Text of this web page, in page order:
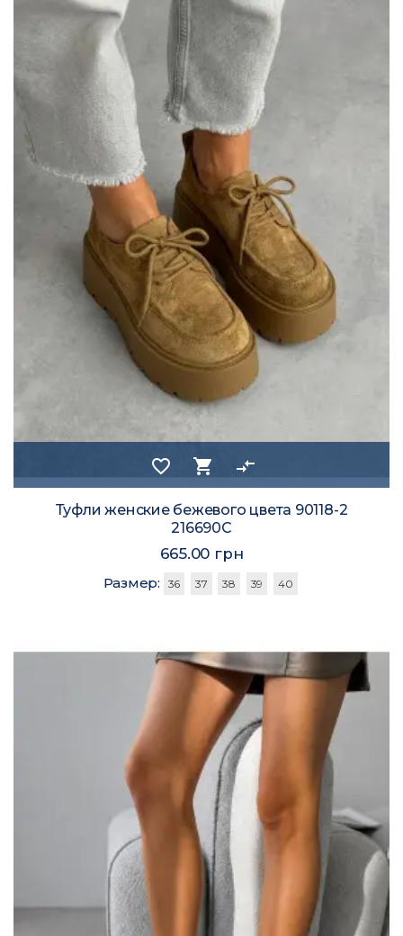
favorite_border shopping_cart compare_arrows
Туфли женские бежевого цвета 90118-2
216690C
665.00 грн
Размер: 36 37 38 39 40